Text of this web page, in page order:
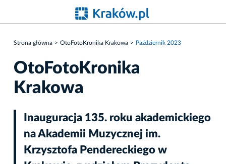
Strona główna OtoFotoKronika Krakowa Październik 2023
OtoFotoKronika
Krakowa
Inauguracja 135. roku akademickiego
na Akademii Muzycznej im.
Krzysztofa Pendereckiego w